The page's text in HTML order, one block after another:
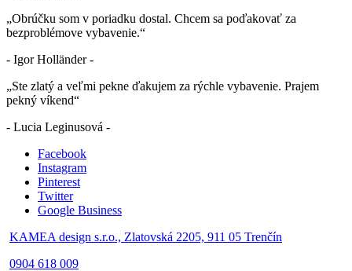
„Obrúčku som v poriadku dostal. Chcem sa poďakovať za
bezproblémove vybavenie.“
- Igor Holländer -
„Ste zlatý a veľmi pekne ďakujem za rýchle vybavenie. Prajem
pekný víkend“
- Lucia Leginusová -
Facebook
Instagram
Pinterest
Twitter
Google Business
KAMEA design s.r.o., Zlatovská 2205, 911 05 Trenčín
0904 618 009